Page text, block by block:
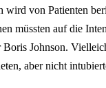
wird von Patienten
müssten auf die
Boris Johnson.
aber nicht